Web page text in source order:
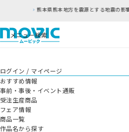
本地方を震源とする地震の影響につきまして
メニュー検索
ログイン / マイページ
おすすめ情報
事前・事後・イベント通販
受注生産商品
フェア情報
商品一覧
作品名から探す